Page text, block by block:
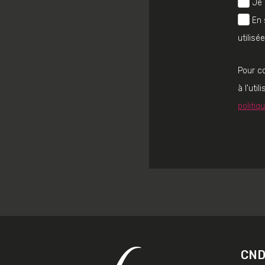
Je
Pour
à